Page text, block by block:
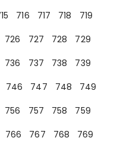
716 717 718
719
726 727 728
729
736 737 738
739
746 747 748
749
756 757 758
759
766 767 768
769